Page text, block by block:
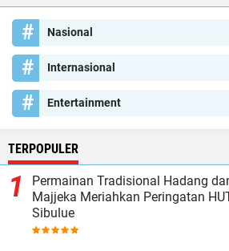
Nasional
Internasional
Entertainment
TERPOPULER
Permainan Tradisional Hadang
Majjeka Meriahkan Peringatan
Sibulue